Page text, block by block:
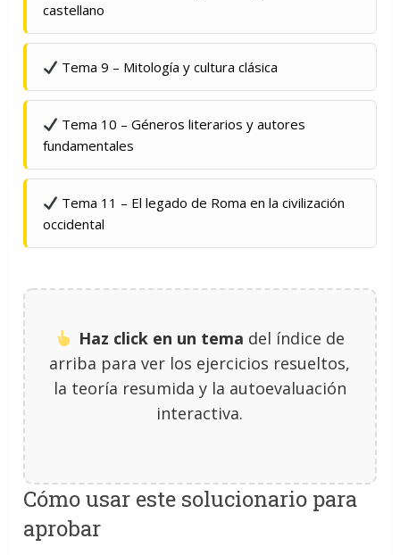
castellano
Tema 9 – Mitología y cultura clásica
Tema 10 – Géneros literarios y autores
fundamentales
Tema 11 – El legado de Roma en la civilización
occidental
Haz click en un tema del índice de
arriba para ver los ejercicios resueltos,
la teoría resumida y la autoevaluación
interactiva.
Cómo usar este solucionario para
aprobar